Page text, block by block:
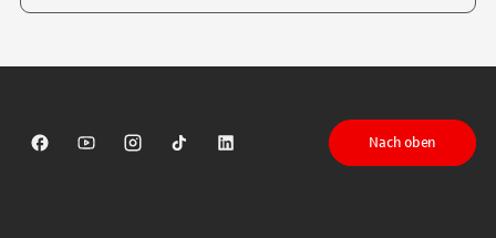
Sparkasse auf Facebook
Sparkasse auf Youtube
Sparkasse auf Instagram
Sparkasse auf TikTok
Sparkasse auf LinkedIn
Nach oben